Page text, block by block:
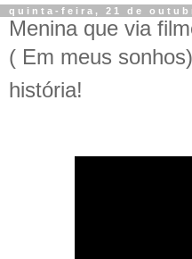
quinta-feira, 21 de
Menina que via
( Em meus
história!